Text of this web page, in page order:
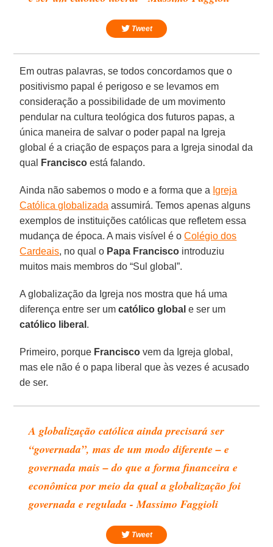
Tweet
Em outras palavras, se todos concordamos que o
positivismo papal é perigoso e se levamos em
consideração a possibilidade de um movimento
pendular na cultura teológica dos futuros papas, a
única maneira de salvar o poder papal na Igreja
global é a criação de espaços para a Igreja sinodal da
qual
Francisco está falando.
Ainda não sabemos o modo e a forma que a Igreja
Católica globalizada assumirá. Temos apenas alguns
exemplos de instituições católicas que refletem essa
mudança de época. A mais visível é oColégio dos
Cardeais, no qual o Papa Francisco introduziu
muitos mais membros do “Sul global”.
A globalização da Igreja nos mostra que há uma
diferença entre ser umcatólico global e ser um
católico liberal .
Primeiro, porque Francisco vem da Igreja global,
mas ele não é o papa liberal que às vezes é acusado
de ser.
A globalização católica ainda precisará ser
“governada”, mas de um modo diferente – e
governada mais – do que a forma financeira e
econômica por meio da qual a globalização foi
governada e regulada - Massimo Faggioli
Tweet